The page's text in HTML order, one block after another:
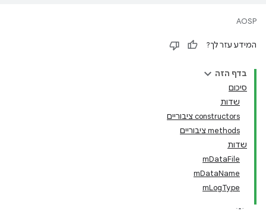
AOSP
המידע עזר לך?
בדף הזה
סיכום
שדות
‫constructors ציבוריים
‫methods ציבוריים
שדות
mDataFile
mDataName
mLogType